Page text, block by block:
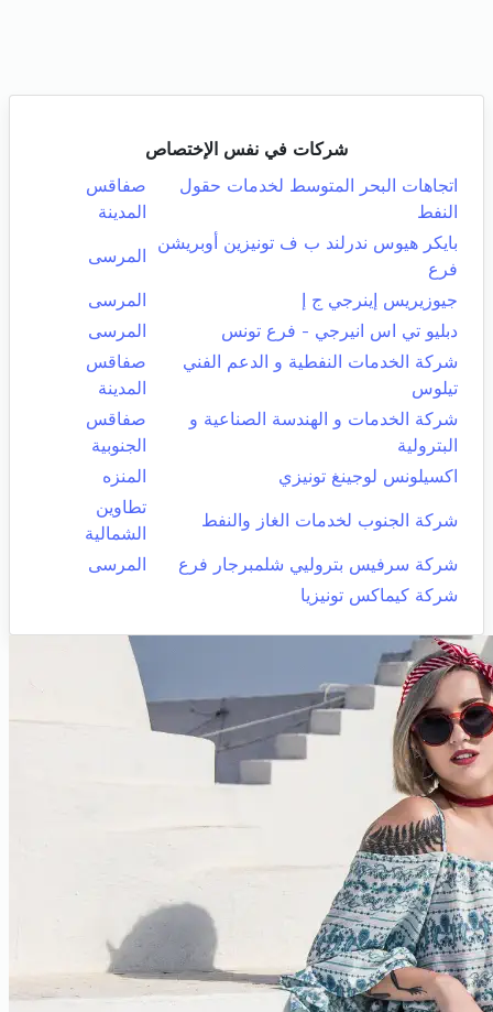
شركات في نفس الإختصاص
اتجاهات البحر المتوسط لخدمات حقول
النفط
صفاقس
المدينة
بايكر هيوس ندرلند ب ف تونيزين أوبريشن
فرع
المرسى
جيوزيريس إينرجي ج إ
المرسى
دبليو تي اس انيرجي - فرع تونس
المرسى
شركة الخدمات النفطية و الدعم الفني
تيلوس
صفاقس
المدينة
شركة الخدمات و الهندسة الصناعية و
البترولية
صفاقس
الجنوبية
اكسيلونس لوجينغ تونيزي
المنزه
شركة الجنوب لخدمات الغاز والنفط
تطاوين
الشمالية
شركة سرفيس بتروليي شلمبرجار فرع
المرسى
شركة كيماكس تونيزيا